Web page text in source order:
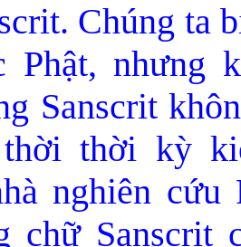
Chúng ta
Phật, nhưng
Sanscrit
thời thời kỳ
nghiên
chữ Sanscrit